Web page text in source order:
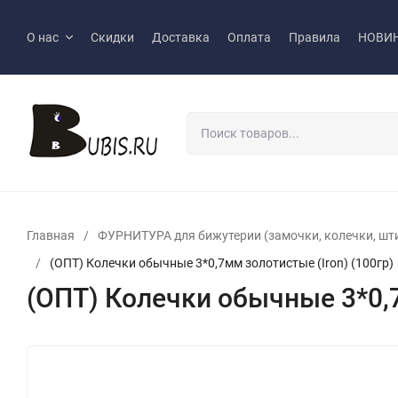
О нас Скидки Доставка Оплата Правила
Главная /
ФУРНИТУРА для бижутерии (замочки, колечки,
/
(ОПТ) Колечки обычные 3*0,7мм золотистые (Iron) (100гр)
(ОПТ) Колечки обычные